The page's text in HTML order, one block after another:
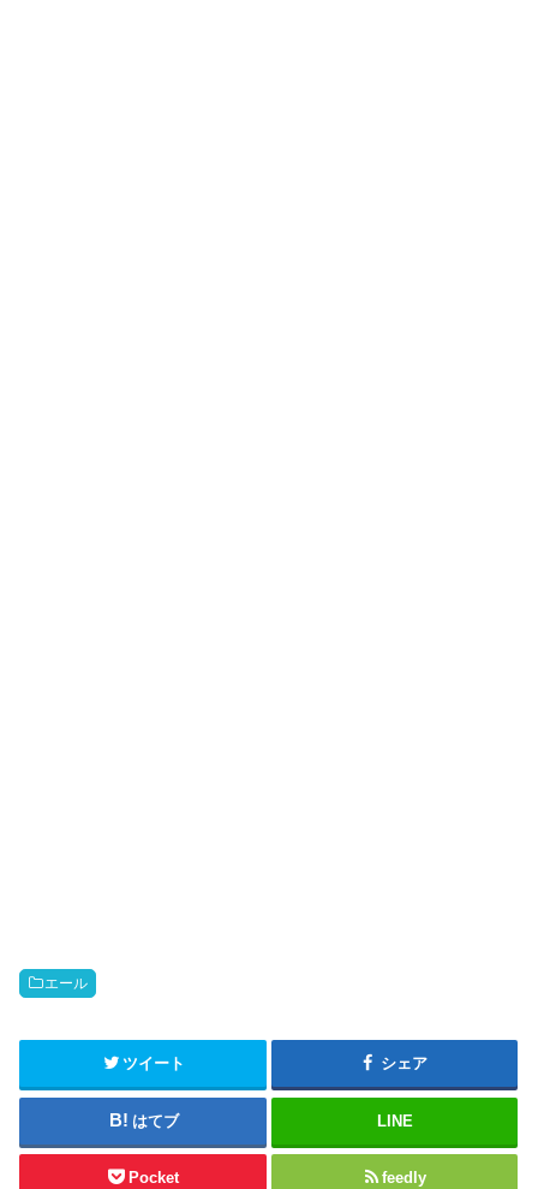
エール
ツイート シェア
はてブ LINE
Pocket feedly